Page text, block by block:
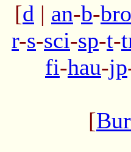
[d | an-b-bro
r-s-sci-sp-t-
fi-hau-jp
[